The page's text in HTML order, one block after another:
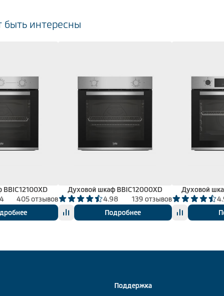
быть интересны
405 отзывов
Духовой шкаф BBIC12000XD
4.98
139 отзывов
Подробнее
Духовой
Поддержка